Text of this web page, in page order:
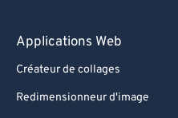
Applications Web
Créateur de collages
Redimensionneur d'image